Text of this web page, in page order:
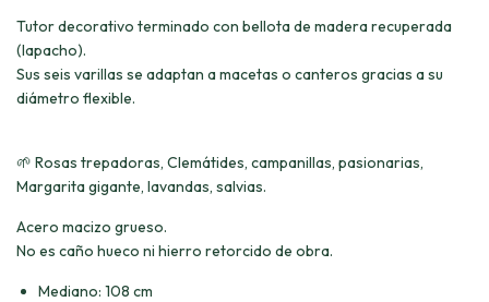
Tutor decorativo terminado con bellota de madera recuperada
(lapacho).
Sus seis varillas se adaptan a macetas o canteros gracias a su
diámetro flexible.
🌱 Rosas trepadoras, Clemátides, campanillas, pasionarias,
Margarita gigante, lavandas, salvias.
Acero macizo grueso.
No es caño hueco ni hierro retorcido de obra.
Mediano: 108 cm